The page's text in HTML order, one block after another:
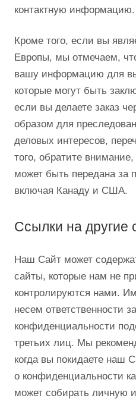
контактную информацию.
Кроме того, если вы
Европы, мы отмечаем,
вашу информацию для
которые могут быть
если вы делаете заказ
образом для
деловых интересов,
того, обратите
может быть передана за
включая Канаду и США.
Ссылки на другие
Наш Сайт может
сайты, которые нам не
контролируются нами.
несем ответственности
конфиденциальности
третьих лиц. Мы
когда вы покидаете наш
о конфиденциальности
может собирать личную